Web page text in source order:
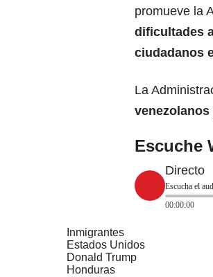
promueve la
dificultades
ciudadanos
La
Escuche
Directo
Escucha el
00:00:00
Inmigrantes
Estados Unidos
Donald Trump
Honduras